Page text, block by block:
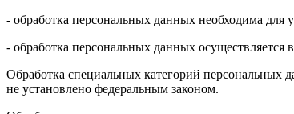
- обработка персональных данных необходима для
- обработка персональных данных осуществляется
Обработка специальных категорий персональных
не установлено федеральным законом.